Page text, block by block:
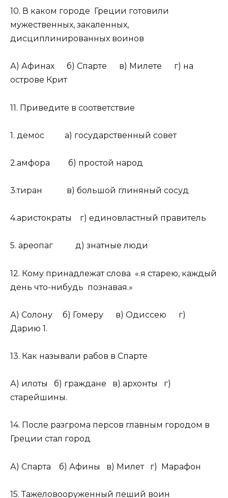
10. В каком городе Греции готовили
мужественных, закаленных,
дисциплинированных воинов
А) Афинах б) Спарте в) Милете г) на
острове Крит
11. Приведите в соответствие
1. демос а) государственный совет
2.амфора б) простой народ
3.тиран в) большой глиняный сосуд
4.аристократы г) единовластный правитель
5. ареопаг д) знатные люди
12. Кому принадлежат слова «.я старею, каждый
день что-нибудь познавая.»
А) Солону б) Гомеру в) Одиссею г)
Дарию 1.
13. Как называли рабов в Спарте
А) илоты б) граждане в) архонты г)
старейшины.
14. После разгрома персов главным городом в
Греции стал город
А) Спарта б) Афины в) Милет г) Марафон
15. Тажеловооруженный пеший воин